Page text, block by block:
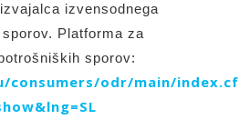
izvensodnega
Platforma za
sporov:
consumers/odr/main/